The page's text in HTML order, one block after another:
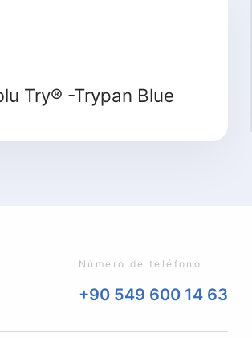
Try® -Trypan Blue
Número de teléfono
+90 549 600 14 63